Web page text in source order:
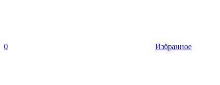
0 Избранное